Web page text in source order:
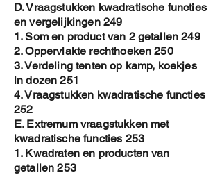
D. Vraagstukken kwadratische functies
en vergelijkingen 249
1. Som en product van 2 getallen 249
2. Oppervlakte rechthoeken 250
3. Verdeling tenten op kamp, koekjes
in dozen 251
4. Vraagstukken kwadratische functies
252
E. Extremum vraagstukken met
kwadratische functies 253
1. Kwadraten en producten van
getallen 253